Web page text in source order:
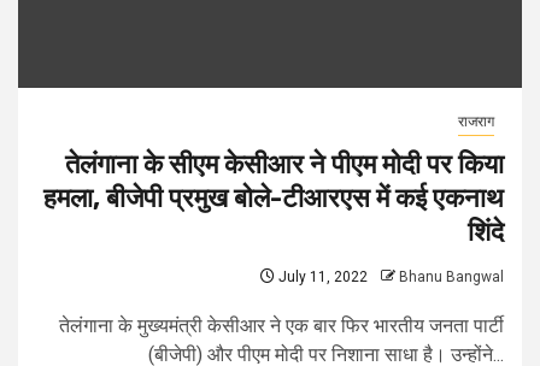
राजराग
तेलंगाना के सीएम केसीआर ने पीएम मोदी पर किया
हमला, बीजेपी प्रमुख बोले-टीआरएस में कई एकनाथ
शिंदे
July 11, 2022 Bhanu Bangwal
तेलंगाना के मुख्यमंत्री केसीआर ने एक बार फिर भारतीय जनता पार्टी
(बीजेपी) और पीएम मोदी पर निशाना साधा है। उन्होंने...